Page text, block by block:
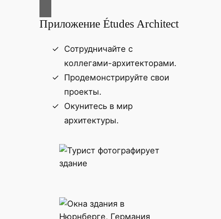
Приложение Études Architect
Сотрудничайте с
коллегами-архитекторами.
Продемонстрируйте свои
проекты.
Окунитесь в мир
архитектуры.